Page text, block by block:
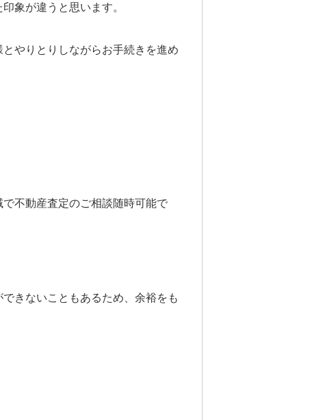
象が違うと思います。
やりとりしながらお手続きを進め
不動産査定のご相談随時可能で
きないこともあるため、余裕をも